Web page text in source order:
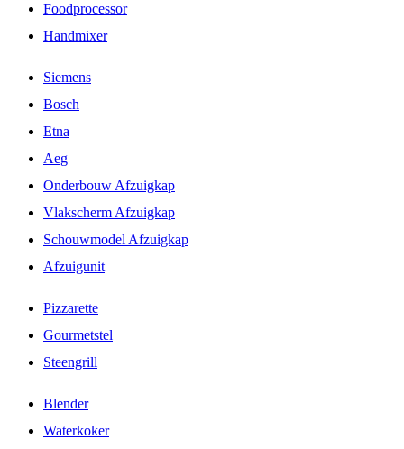
Foodprocessor
Handmixer
Siemens
Bosch
Etna
Aeg
Onderbouw Afzuigkap
Vlakscherm Afzuigkap
Schouwmodel Afzuigkap
Afzuigunit
Pizzarette
Gourmetstel
Steengrill
Blender
Waterkoker